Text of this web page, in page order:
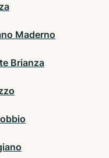
Maderno
Brianza